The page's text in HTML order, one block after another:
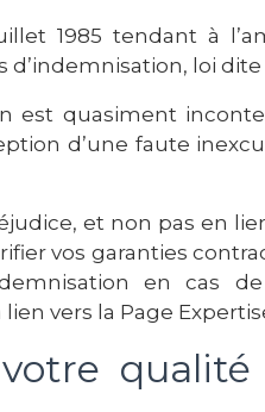
1985 tendant à
loi dite
quasiment
d’une faute
et non pas en
vos garanties
en cas
vers la Page